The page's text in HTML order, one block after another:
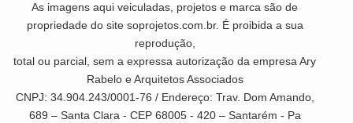
As imagens aqui veiculadas, projetos e marca são de
propriedade do site soprojetos.com.br. É proibida a sua
reprodução,
total ou parcial, sem a expressa autorização da empresa Ary
Rabelo e Arquitetos Associados
CNPJ: 34.904.243/0001-76 / Endereço: Trav. Dom Amando,
689 – Santa Clara - CEP 68005 - 420 – Santarém - Pa